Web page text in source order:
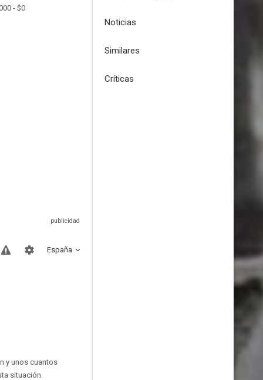
- $0
España
y unos cuantos
situación.
Noticias
Similares
Críticas